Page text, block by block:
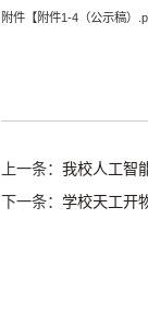
附件【附件1-4（公示稿）
上一条：我校人工智
下一条：学校天工开